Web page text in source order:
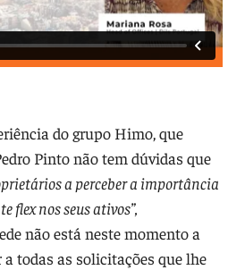
do grupo Himo, que
Pinto não tem dúvidas que
a perceber a importância
flex nos seus ativos”,
não está neste momento a
todas as solicitações que lhe